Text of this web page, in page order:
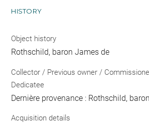
HISTORY
Object history
Rothschild, baron James de
Collector / Previous owner /
Dedicatee
Dernière provenance : Rothschild,
Acquisition details